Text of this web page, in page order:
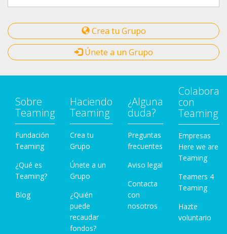
Crea tu Grupo
Únete a un Grupo
Sobre
Teaming
Fundación
Teaming
¿Qué es
Teaming?
Blog
Haciendo
Teaming
Crea tu
Grupo
Únete a un
Grupo
¿Quién
puede
recaudar
fondos?
¿Alguna
duda?
Preguntas
frecuentes
Aviso legal
Contacta
con
nosotros
Colabora
con
Teaming
Empresas
Here we are
Teaming
Teamers 4
Teaming
Hazte
voluntario